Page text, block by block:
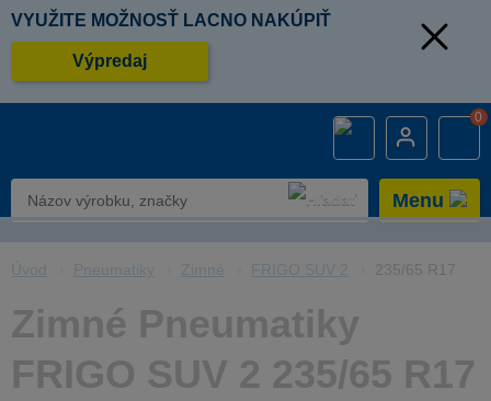
VYUŽITE MOŽNOSŤ LACNO NAKÚPIŤ
Výpredaj
0
Menu
Úvod Pneumatiky Zimné FRIGO SUV 2 235/65 R17
Zimné Pneumatiky
FRIGO SUV 2 235/65 R17